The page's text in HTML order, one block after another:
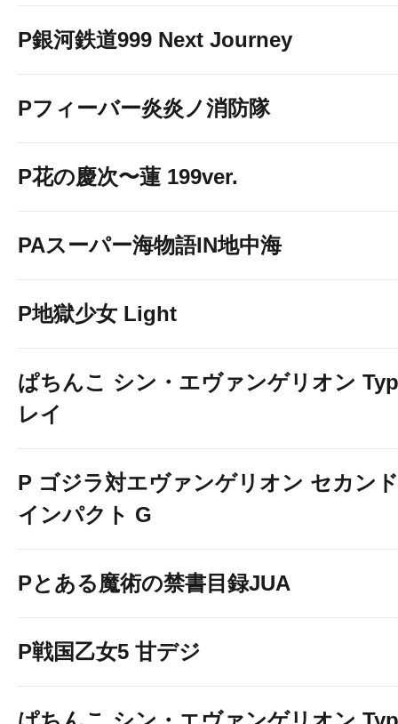
P銀河鉄道999 Next Journey
Pフィーバー炎炎ノ消防隊
P花の慶次〜蓮 199ver.
PAスーパー海物語IN地中海
P地獄少女 Light
ぱちんこ シン・エヴァンゲリオン
レイ
P ゴジラ対エヴァンゲリオン セカンド
インパクト G
Pとある魔術の禁書目録JUA
P戦国乙女5 甘デジ